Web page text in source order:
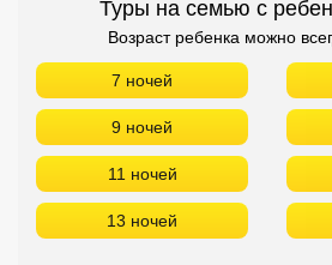
Туры на семью с
Возраст ребенка можно
7 ночей
9 ночей
11 ночей
13 ночей